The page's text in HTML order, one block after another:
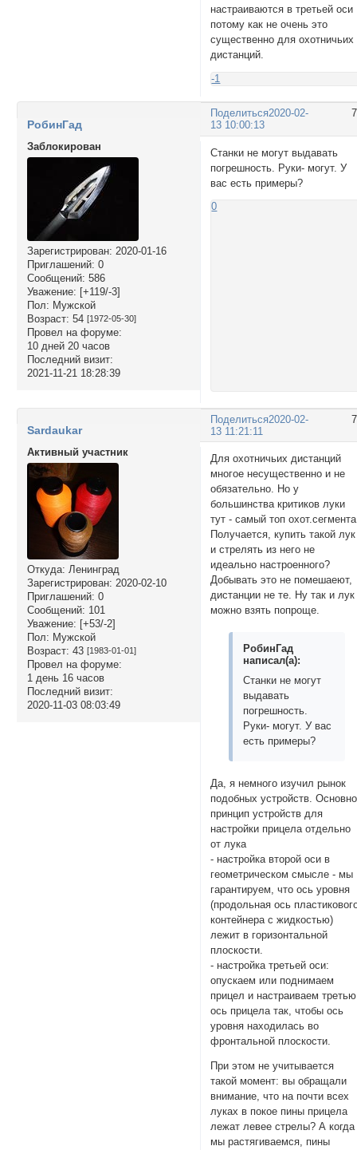
настраиваются в третьей оси
потому как не очень это
существенно для охотничьих
дистанций.
-1
Поделиться2020-02-
13 10:00:13
РобинГад
Заблокирован
Зарегистрирован: 2020-01-16
Приглашений: 0
Сообщений: 586
Уважение: [+119/-3]
Пол: Мужской
Возраст: 54 [1972-05-30]
Провел на форуме:
10 дней 20 часов
Последний визит:
2021-11-21 18:28:39
Станки не могут выдавать
погрешность. Руки- могут. У
вас есть примеры?
0
Поделиться2020-02-
13 11:21:11
Sardaukar
Активный участник
Откуда: Ленинград
Зарегистрирован: 2020-02-10
Приглашений: 0
Сообщений: 101
Уважение: [+53/-2]
Пол: Мужской
Возраст: 43 [1983-01-01]
Провел на форуме:
1 день 16 часов
Последний визит:
2020-11-03 08:03:49
Для охотничьих дистанций
многое несущественно и не
обязательно. Но у
большинства критиков луки
тут - самый топ
Получается, купить такой лук
и стрелять из него не
идеально настроенного?
Добывать это не помешаеют,
дистанции не те. Ну так и лук
можно взять попроще.
РобинГад
написал(а):
Станки не могут
выдавать
погрешность.
Руки- могут. У вас
есть примеры?
Да, я немного изучил рынок
подобных устройств.
принцип устройств для
настройки прицела отдельно
от лука
- настройка второй оси в
геометрическом смысле - мы
гарантируем, что ось уровня
(продольная ось
контейнера с жидкостью)
лежит в горизонтальной
плоскости.
- настройка третьей оси:
опускаем или поднимаем
прицел и настраиваем третью
ось прицела так, чтобы ось
уровня находилась во
фронтальной плоскости.
При этом не учитывается
такой момент: вы обращали
внимание, что на почти всех
луках в покое пины прицела
лежат левее стрелы? А когда
мы растягиваемся, пины